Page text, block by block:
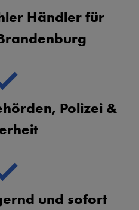
Händler für
Polizei &
und sofort